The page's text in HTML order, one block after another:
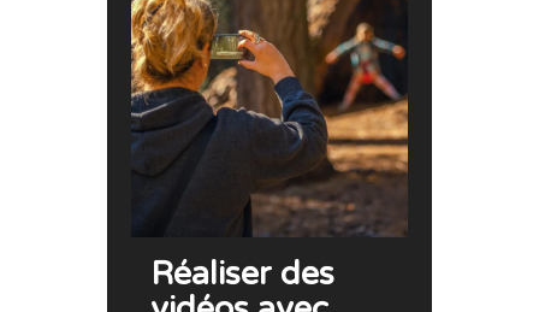
Réaliser des